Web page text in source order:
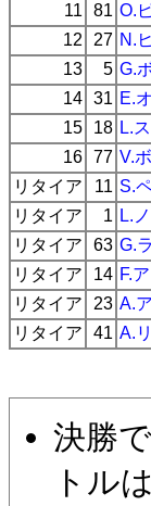
11
81 O.
12
27 N.
13
5 G.
14 31 E.
15
18 L.
16 77 V.
リタイア
11 S.
リタイア
1 L.
リタイア
63 G.
リタイア
14 F.
リタイア
23 A.
リタイア
41 A.
決勝
トル